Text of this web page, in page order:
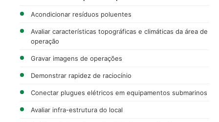
Acondicionar resíduos poluentes
Avaliar características topográficas e climáticas da área de
operação
Gravar imagens de operações
Demonstrar rapidez de raciocínio
Conectar plugues elétricos em equipamentos submarinos
Avaliar infra-estrutura do local